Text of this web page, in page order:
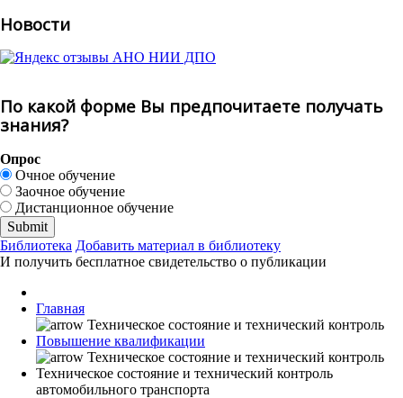
Новости
По какой форме Вы предпочитаете получать
знания?
Опрос
Очное обучение
Заочное обучение
Дистанционное обучение
Библиотека Добавить материал в библиотеку
И получить бесплатное свидетельство о публикации
Главная
Повышение квалификации
Техническое состояние и технический контроль
автомобильного транспорта